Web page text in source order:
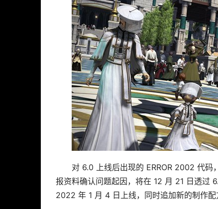
对 6.0 上线后出现的 ERROR 2002 代码
报资料确认问题起因，将在 12 月 21 日透过
2022 年 1 月 4 日上线，同时追加新的制作配